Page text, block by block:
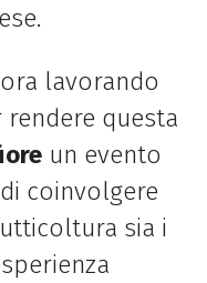
lavorando
questa
un evento
coinvolgere
sia i